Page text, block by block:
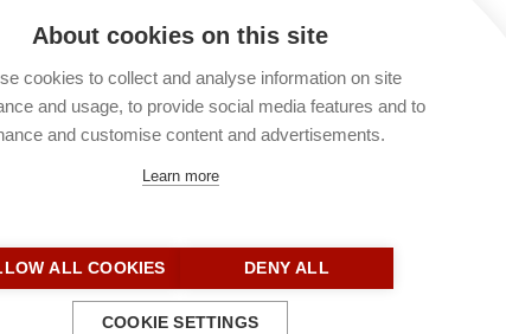
// Offenbarung 10 // Psalm 131 // Sprüche 29,23
About cookies on this site
cookies to collect and analyse information on site
and usage, to provide social media features and to
and customise content and advertisements.
Learn more
ALL COOKIES DENY ALL
COOKIE SETTINGS